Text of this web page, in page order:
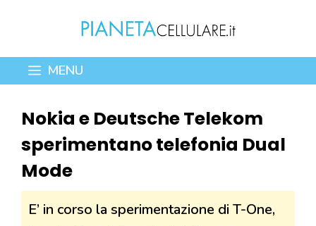
contenuto
MENU
Nokia e Deutsche Telekom
sperimentano telefonia Dual
Mode
E’ in corso la sperimentazione di T-One,